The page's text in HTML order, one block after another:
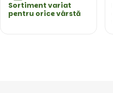
Sortiment variat
pentru orice vârstă